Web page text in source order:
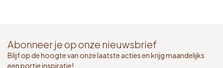
Abonneer je op onze nieuwsbrief
Blijf op de hoogte van onze laatste acties en krijg maandelijks
een portie inspiratie!